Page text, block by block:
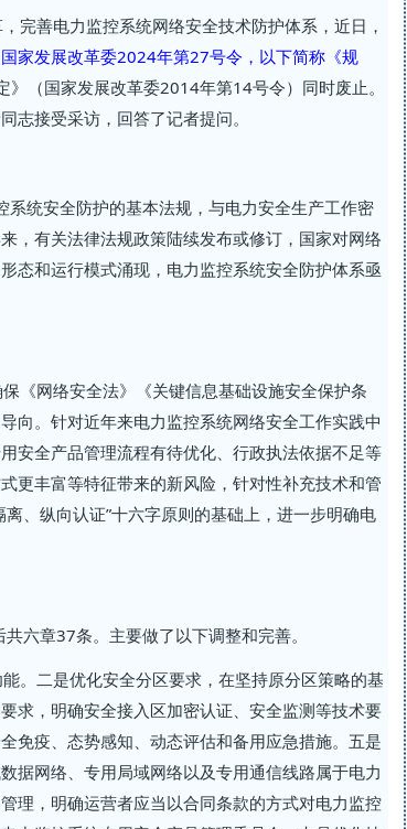
完善电力监控系统网络安全技术防护体系，近日，
家发展改革委2024年第27号令，以下简称《规
（国家发展改革委2014年第14号令）同时废止。
志接受采访，回答了记者提问。
统安全防护的基本法规，与电力安全生产工作密
，有关法律法规政策陆续发布或修订，国家对网络
态和运行模式涌现，电力监控系统安全防护体系亟
《网络安全法》《关键信息基础设施安全保护条
向。针对近年来电力监控系统网络安全工作实践中
安全产品管理流程有待优化、行政执法依据不足等
更丰富等特征带来的新风险，针对性补充技术和管
、纵向认证”十六字原则的基础上，进一步明确电
六章37条。主要做了以下调整和完善。
。二是优化安全分区要求，在坚持原分区策略的基
求，明确安全接入区加密认证、安全监测等技术要
免疫、态势感知、动态评估和备用应急措施。五是
据网络、专用局域网络以及专用通信线路属于电力
理，明确运营者应当以合同条款的方式对电力监控